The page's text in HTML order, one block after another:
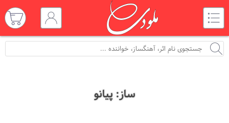
ساز: پیانو